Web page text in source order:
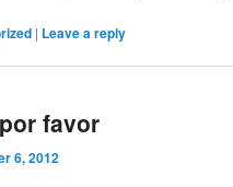
| Leave a reply
favor
6, 2012